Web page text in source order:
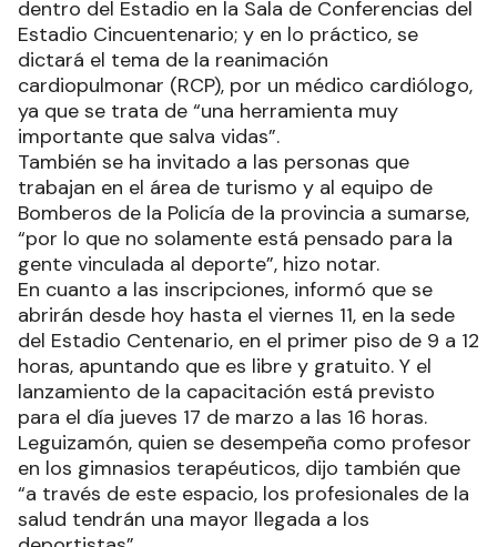
dentro del Estadio en la Sala de Conferencias del
Estadio Cincuentenario; y en lo práctico, se
dictará el tema de la reanimación
cardiopulmonar (RCP), por un médico cardiólogo,
ya que se trata de “una herramienta muy
importante que salva vidas”.
También se ha invitado a las personas que
trabajan en el área de turismo y al equipo de
Bomberos de la Policía de la provincia a sumarse,
“por lo que no solamente está pensado para la
gente vinculada al deporte”, hizo notar.
En cuanto a las inscripciones, informó que se
abrirán desde hoy hasta el viernes 11, en la sede
del Estadio Centenario, en el primer piso de 9 a 12
horas, apuntando que es libre y gratuito. Y el
lanzamiento de la capacitación está previsto
para el día jueves 17 de marzo a las 16 horas.
Leguizamón, quien se desempeña como profesor
en los gimnasios terapéuticos, dijo también que
“a través de este espacio, los profesionales de la
salud tendrán una mayor llegada a los